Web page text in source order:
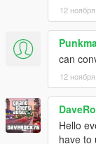
12
can
12
Hello
have to